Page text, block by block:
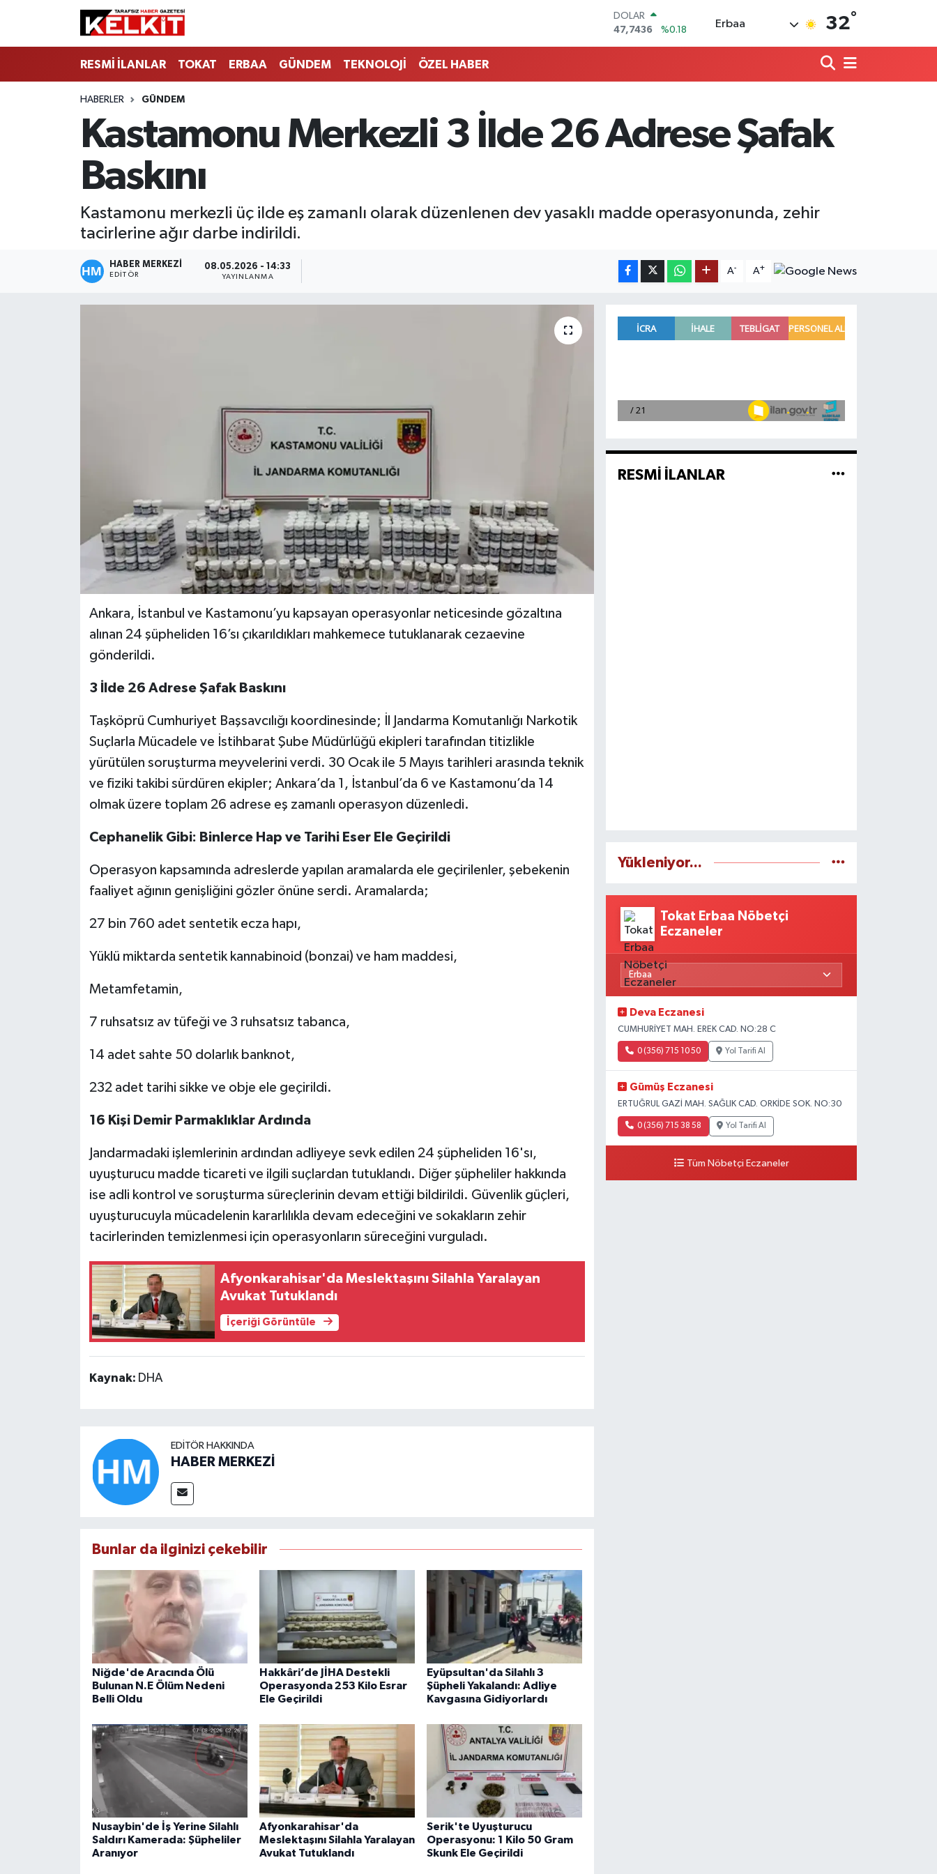
DOLAR
47,7436
%0.18
BİST100
13.779
%-14
Erbaa 32°
RESMİ İLANLAR TOKAT ERBAA GÜNDEM TEKNOLOJİ ÖZEL HABER
HABERLER GÜNDEM
Kastamonu Merkezli 3 İlde 26 Adrese Şafak
Baskını
Kastamonu merkezli üç ilde eş zamanlı olarak düzenlenen dev yasaklı madde operasyonunda, zehir
tacirlerine ağır darbe indirildi.
HABER MERKEZİ
EDITÖR
08.05.2026 - 14:33
YAYINLANMA
A- A+
Ankara, İstanbul ve Kastamonu’yu kapsayan operasyonlar neticesinde gözaltına
alınan 24 şüpheliden 16’sı çıkarıldıkları mahkemece tutuklanarak cezaevine
gönderildi.
3 İlde 26 Adrese Şafak Baskını
Taşköprü Cumhuriyet Başsavcılığı koordinesinde; İl Jandarma Komutanlığı Narkotik
Suçlarla Mücadele ve İstihbarat Şube Müdürlüğü ekipleri tarafından titizlikle
yürütülen soruşturma meyvelerini verdi. 30 Ocak ile 5 Mayıs tarihleri arasında teknik
ve fiziki takibi sürdüren ekipler; Ankara’da 1, İstanbul’da 6 ve Kastamonu’da 14
olmak üzere toplam 26 adrese eş zamanlı operasyon düzenledi.
Cephanelik Gibi: Binlerce Hap ve Tarihi Eser Ele Geçirildi
Operasyon kapsamında adreslerde yapılan aramalarda ele geçirilenler, şebekenin
faaliyet ağının genişliğini gözler önüne serdi. Aramalarda;
27 bin 760 adet sentetik ecza hapı,
Yüklü miktarda sentetik kannabinoid (bonzai) ve ham maddesi,
Metamfetamin,
7 ruhsatsız av tüfeği ve 3 ruhsatsız tabanca,
14 adet sahte 50 dolarlık banknot,
232 adet tarihi sikke ve obje ele geçirildi.
16 Kişi Demir Parmaklıklar Ardında
Jandarmadaki işlemlerinin ardından adliyeye sevk edilen 24 şüpheliden 16'sı,
uyuşturucu madde ticareti ve ilgili suçlardan tutuklandı. Diğer şüpheliler hakkında
ise adli kontrol ve soruşturma süreçlerinin devam ettiği bildirildi. Güvenlik güçleri,
uyuşturucuyla mücadelenin kararlılıkla devam edeceğini ve sokakların zehir
tacirlerinden temizlenmesi için operasyonların süreceğini vurguladı.
Afyonkarahisar'da Meslektaşını Silahla Yaralayan
Avukat Tutuklandı
İçeriği Görüntüle
Kaynak: DHA
EDITÖR HAKKINDA
HABER MERKEZİ
Bunlar da ilginizi çekebilir
Niğde'de Aracında Ölü
Bulunan N.E Ölüm Nedeni
Belli Oldu
Hakkâri’de JİHA Destekli
Operasyonda 253 Kilo Esrar
Ele Geçirildi
Eyüpsultan'da Silahlı 3
Şüpheli Yakalandı: Adliye
Kavgasına Gidiyorlardı
Nusaybin'de İş Yerine Silahlı
Saldırı Kamerada: Şüpheliler
Aranıyor
Afyonkarahisar'da
Meslektaşını Silahla Yaralayan
Avukat Tutuklandı
Serik'te Uyuşturucu
Operasyonu: 1 Kilo 50 Gram
Skunk Ele Geçirildi
RESMİ İLANLAR
Yükleniyor...
Tokat Erbaa Nöbetçi
Eczaneler
Deva Eczanesi
CUMHURİYET MAH. EREK CAD. NO:28 C
0 (356) 715 10 50 Yol Tarifi Al
Gümüş Eczanesi
ERTUĞRUL GAZİ MAH. SAĞLIK CAD. ORKİDE SOK. NO:30
0 (356) 715 38 58 Yol Tarifi Al
Tüm Nöbetçi Eczaneler